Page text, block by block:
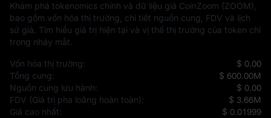
Khám phá tokenomics chính và dữ liệu giá CoinZoom (ZOOM),
bao gồm vốn hóa thị trường, chi tiết nguồn cung, FDV và lịch
sử giá. Tìm hiểu giá trị hiện tại và vị thế thị trường của token chỉ
trong nháy mắt.
Vốn hóa thị trường:
$ 0.00
Tổng cung:
$ 600.00M
Nguồn cung lưu hành:
$ 0.00
FDV (Giá trị pha loãng hoàn toàn):
$ 3.66M
Giá cao nhất:
$ 0.01999